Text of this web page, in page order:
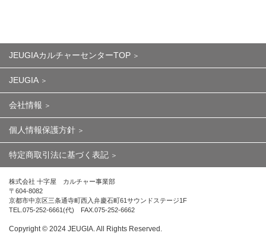
JEUGIAカルチャーセンターTOP
JEUGIA
会社情報
個人情報保護方針
特定商取引法に基づく表記
株式会社 十字屋 カルチャー事業部
〒604-8082
京都市中京区三条通寺町西入弁慶石町61サウンドステージ1F
TEL.075-252-6661(代) FAX.075-252-6662
Copyright ©︎ 2024 JEUGIA. All Rights Reserved.